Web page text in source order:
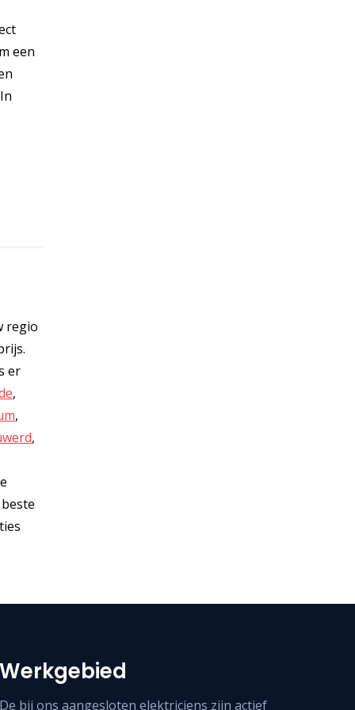
een
regio
er
,
,
,
Werkgebied
De bij ons aangesloten elektriciens zijn actief